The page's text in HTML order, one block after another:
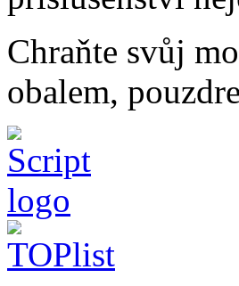
Chraňte svůj
obalem,